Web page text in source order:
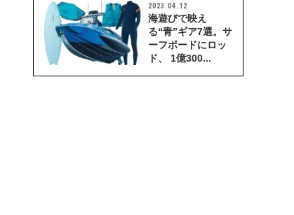
2023.04.12
海遊びで映え
る“青”ギア7選。サ
ーフボードにロッ
ド、 1億300...